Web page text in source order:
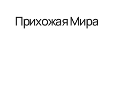
Прихожая Мира